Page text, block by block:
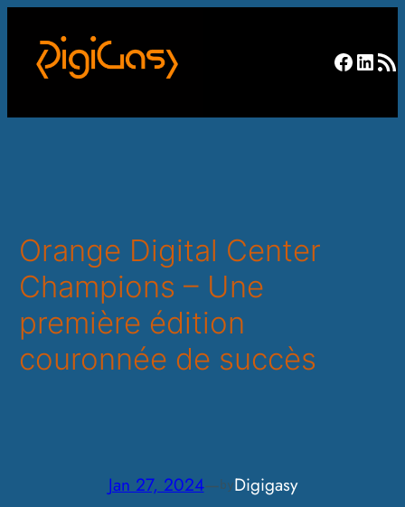
RSS
Orange Digital Center
Champions – Une
première édition
couronnée de succès
Jan 27, 2024— byDigigasy